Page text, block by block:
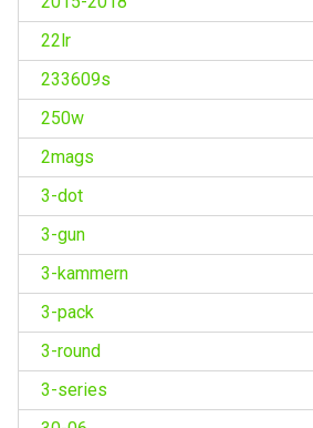
22lr
233609s
250w
2mags
3-dot
3-gun
3-kammern
3-pack
3-round
3-series